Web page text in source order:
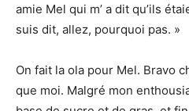
amie Mel qui m’ a dit qu’ils
suis dit, allez, pourquoi pas. »
On fait la ola pour Mel. Bravo
que moi. Malgré mon